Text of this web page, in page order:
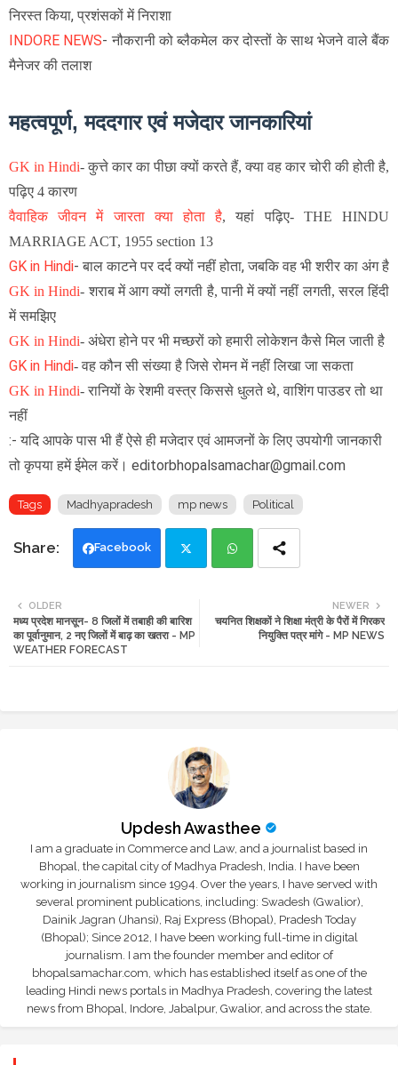
निरस्त किया, प्रशंसकों में निराशा
INDORE NEWS- नौकरानी को ब्लैकमेल कर दोस्तों के साथ भेजने वाले बैंक
मैनेजर की तलाश
महत्वपूर्ण, मददगार एवं मजेदार जानकारियां
GK in Hindi- कुत्ते कार का पीछा क्यों करते हैं, क्या वह कार चोरी की होती है,
पढ़िए 4 कारण
वैवाहिक जीवन में जारता क्या होता है, यहां पढ़िए- THE HINDU
MARRIAGE ACT, 1955 section 13
GK in Hindi- बाल काटने पर दर्द क्यों नहीं होता, जबकि वह भी शरीर का अंग है
GK in Hindi- शराब में आग क्यों लगती है, पानी में क्यों नहीं लगती, सरल हिंदी
में समझिए
GK in Hindi- अंधेरा होने पर भी मच्छरों को हमारी लोकेशन कैसे मिल जाती है
GK in Hindi- वह कौन सी संख्या है जिसे रोमन में नहीं लिखा जा सकता
GK in Hindi- रानियों के रेशमी वस्त्र किससे धुलते थे, वाशिंग पाउडर तो था
नहीं
:- यदि आपके पास भी हैं ऐसे ही मजेदार एवं आमजनों के लिए उपयोगी जानकारी
तो कृपया हमें ईमेल करें। editorbhopalsamachar@gmail.com
Tags Madhyapradesh mp news Political
Facebook
tte ats
NEWER
चयनित शिक्षकों ने शिक्षा मंत्री के पैरों में गिरकर
नियुक्ति पत्र मांगे - MP NEWS
OLDER
मध्य प्रदेश मानसून- 8 जिलों में तबाही की बारिश
का पूर्वानुमान, 2 नए जिलों में बाढ़ का खतरा - MP
WEATHER FORECAST
Updesh Awasthee
I am a graduate in Commerce and Law, and a journalist based in
Bhopal, the capital city of Madhya Pradesh, India. I have been
working in journalism since 1994. Over the years, I have served with
several prominent publications, including: Swadesh (Gwalior),
Dainik Jagran (Jhansi), Raj Express (Bhopal), Pradesh Today
(Bhopal); Since 2012, I have been working full-time in digital
journalism. I am the founder member and editor of
bhopalsamachar.com, which has established itself as one of the
leading Hindi news portals in Madhya Pradesh, covering the latest
news from Bhopal, Indore, Jabalpur, Gwalior, and across the state.